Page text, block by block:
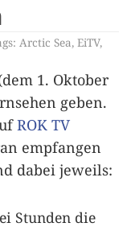
Arctic Sea, EiTV,
1. Oktober
geben.
ROK TV
empfangen
dabei jeweils:
Stunden die